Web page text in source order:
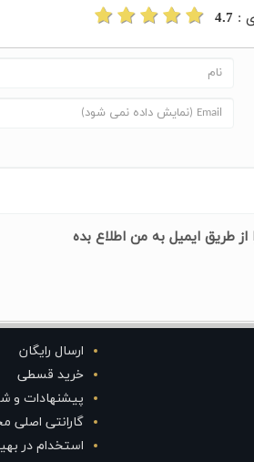
:
4.7
طریق ایمیل به من اطلاع بده
ارسال رایگان
خرید قسطی
پیشنهادات و
گارانتی اصلی
استخدام در